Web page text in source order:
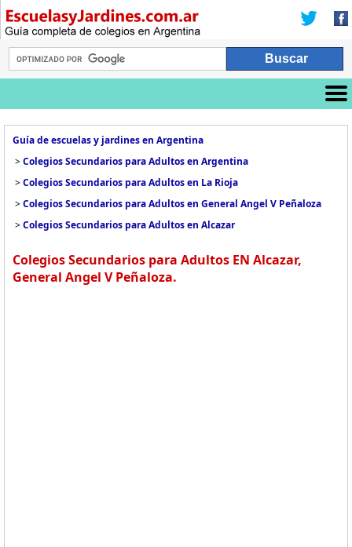
Guía de escuelas y jardines en Argentina
>Colegios Secundarios para Adultos en Argentina
>Colegios Secundarios para Adultos en La Rioja
>Colegios Secundarios para Adultos en General Angel V Peñaloza
>Colegios Secundarios para Adultos en Alcazar
Colegios Secundarios para Adultos EN Alcazar,
General Angel V Peñaloza.